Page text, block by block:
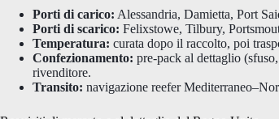
Porti di carico: Alessandria, Damietta, Port
Porti di scarico: Felixstowe, Tilbury,
Temperatura: curata dopo il raccolto, poi
Confezionamento: pre-pack al dettaglio
rivenditore.
Transito: navigazione reefer